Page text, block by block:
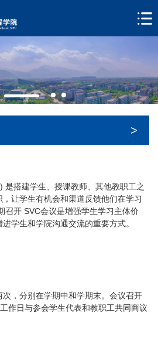
>
是搭建学生、授课教师、其他教职工之
让学生有机会和渠道反馈他们在学习
召开 SVC会议是增强学生学习主体价
学生和学院沟通交流的重要方式。
，分别在学期中和学期末。会议召开
作日与参会学生代表和教职工共同商议